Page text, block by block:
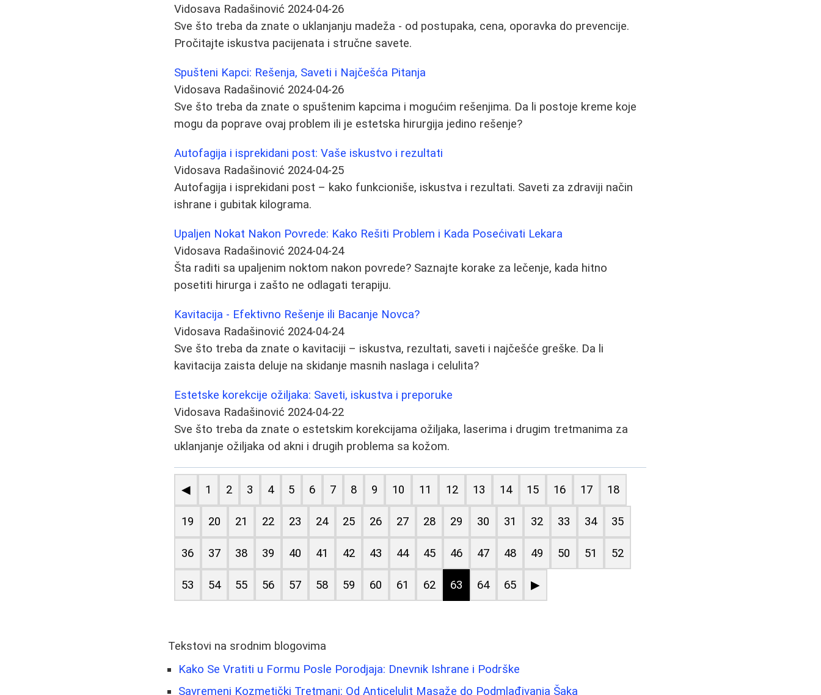
Vidosava Radašinović 2024-04-26
Sve što treba da znate o uklanjanju madeža - od postupaka, cena, oporavka do prevencije.
Pročitajte iskustva pacijenata i stručne savete.
Spušteni Kapci: Rešenja, Saveti i Najčešća Pitanja
Vidosava Radašinović 2024-04-26
Sve što treba da znate o spuštenim kapcima i mogućim rešenjima. Da li postoje kreme koje
mogu da poprave ovaj problem ili je estetska hirurgija jedino rešenje?
Autofagija i isprekidani post: Vaše iskustvo i rezultati
Vidosava Radašinović 2024-04-25
Autofagija i isprekidani post – kako funkcioniše, iskustva i rezultati. Saveti za zdraviji način
ishrane i gubitak kilograma.
Upaljen Nokat Nakon Povrede: Kako Rešiti Problem i Kada Posećivati Lekara
Vidosava Radašinović 2024-04-24
Šta raditi sa upaljenim noktom nakon povrede? Saznajte korake za lečenje, kada hitno
posetiti hirurga i zašto ne odlagati terapiju.
Kavitacija - Efektivno Rešenje ili Bacanje Novca?
Vidosava Radašinović 2024-04-24
Sve što treba da znate o kavitaciji – iskustva, rezultati, saveti i najčešće greške. Da li
kavitacija zaista deluje na skidanje masnih naslaga i celulita?
Estetske korekcije ožiljaka: Saveti, iskustva i preporuke
Vidosava Radašinović 2024-04-22
Sve što treba da znate o estetskim korekcijama ožiljaka, laserima i drugim tretmanima za
uklanjanje ožiljaka od akni i drugih problema sa kožom.
◀ 1 2 3 4 5 6 7 8 9 10 11 12 13 14 15 16 17 18
19 20 21 22 23 24 25 26 27 28 29 30 31 32 33 34 35
36 37 38 39 40 41 42 43 44 45 46 47 48 49 50 51 52
53 54 55 56 57 58 59 60 61 62 63 64 65 ▶
Tekstovi na srodnim blogovima
Kako Se Vratiti u Formu Posle Porodjaja: Dnevnik Ishrane i Podrške
Savremeni Kozmetički Tretmani: Od Anticelulit Masaže do Podmlađivanja Šaka